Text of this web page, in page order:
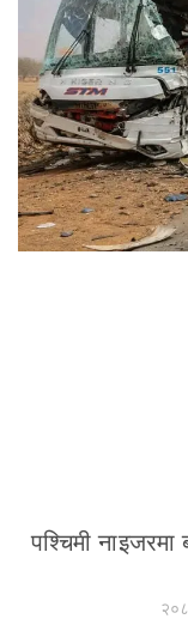
पश्चिमी